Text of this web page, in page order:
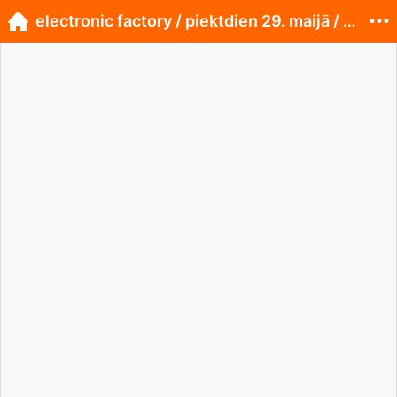
electronic factory / piektdien 29. maijā / Kalvene